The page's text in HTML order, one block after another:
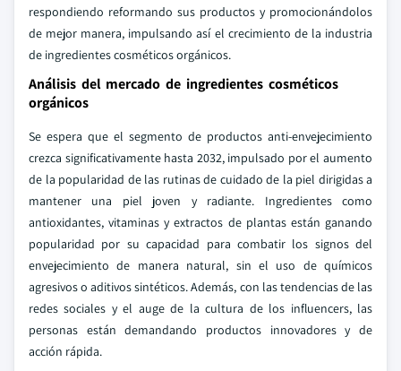
respondiendo reformando sus productos y promocionándolos
de mejor manera, impulsando así el crecimiento de la industria
de ingredientes cosméticos orgánicos.
Análisis del mercado de ingredientes cosméticos
orgánicos
Se espera que el segmento de productos anti-envejecimiento
crezca significativamente hasta 2032, impulsado por el aumento
de la popularidad de las rutinas de cuidado de la piel dirigidas a
mantener una piel joven y radiante. Ingredientes como
antioxidantes, vitaminas y extractos de plantas están ganando
popularidad por su capacidad para combatir los signos del
envejecimiento de manera natural, sin el uso de químicos
agresivos o aditivos sintéticos. Además, con las tendencias de las
redes sociales y el auge de la cultura de los influencers, las
personas están demandando productos innovadores y de
acción rápida.